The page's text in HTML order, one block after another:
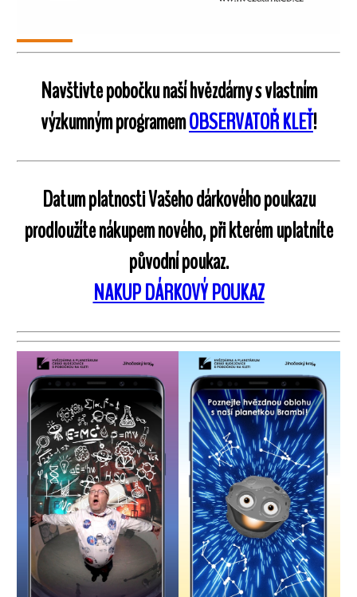
Navštivte pobočku naší hvězdárny s vlastním
výzkumným programemOBSERVATOŘ KLEŤ!
Datum platnosti Vašeho dárkového poukazu
prodloužíte nákupem nového, při kterém uplatníte
původní poukaz.
NAKUP DÁRKOVÝ POUKAZ